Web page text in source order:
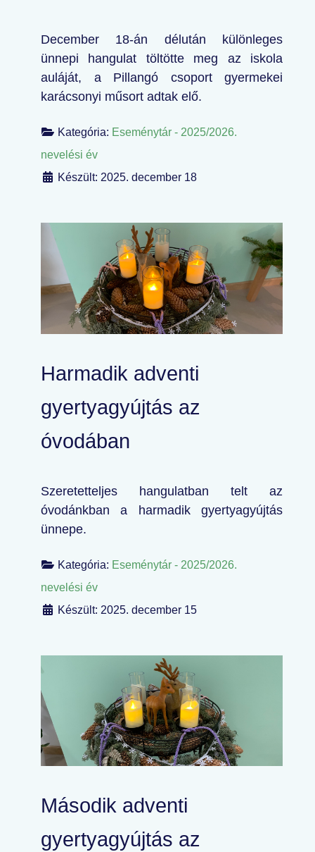
December 18-án délután különleges
ünnepi hangulat töltötte meg az iskola
auláját, a Pillangó csoport gyermekei
karácsonyi műsort adtak elő.
Kategória: Eseménytár - 2025/2026.
nevelési év
Készült: 2025. december 18
Harmadik adventi
gyertyagyújtás az
óvodában
Szeretetteljes hangulatban telt az
óvodánkban a harmadik gyertyagyújtás
ünnepe.
Kategória: Eseménytár - 2025/2026.
nevelési év
Készült: 2025. december 15
Második adventi
gyertyagyújtás az